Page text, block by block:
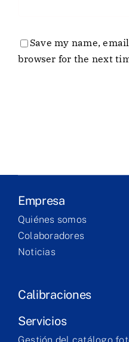
Save my name,
browser for the next
Empresa
Quiénes somos
Colaboradores
Noticias
Calibraciones
Servicios
Gestión del catálogo